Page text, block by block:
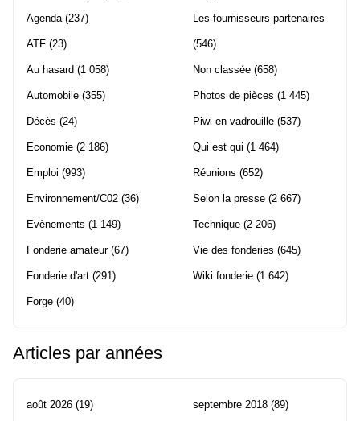
Agenda(237)
ATF (23)
Au hasard (1 058)
Automobile (355)
Décès (24)
Economie (2 186)
Emploi (993)
Environnement/C02 (36)
Evènements (1 149)
Fonderie amateur(67)
Fonderie d'art (291)
Forge (40)
Les fournisseurs partenaires
(546)
Non classée (658)
Photos de pièces (1 445)
Piwi en vadrouille (537)
Qui est qui (1 464)
Réunions (652)
Selon la presse (2 667)
Technique (2 206)
Vie des fonderies (645)
Wiki fonderie (1 642)
Articles par années
août 2026 (19) septembre 2018 (89)